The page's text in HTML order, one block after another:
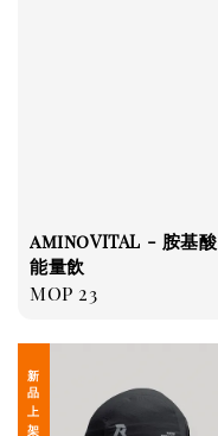
aminoVITAL - 胺基酸
能量飲
Regular
MOP 23
新 品 上 架